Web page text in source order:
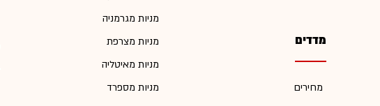
מדדים
מחירים
מניות מגרמניה
מניות מצרפת
מניות מאיטליה
מניות מספרד